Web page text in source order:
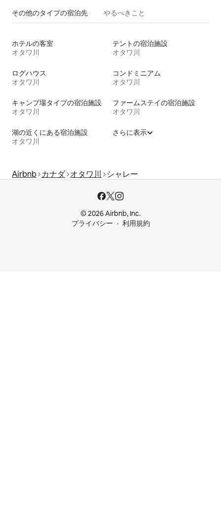
その他のタ⁠イ⁠プ⁠の宿⁠泊⁠先 やるべきこと
ホテルの客室
オタワ川
テントの宿泊施設
オタワ川
ログハウス
オタワ川
コンドミニアム
オタワ川
キャンプ場タイプの宿泊施設
オタワ川
ファームステイの宿泊施設
オタワ川
湖の近くにある宿泊施設
オタワ川
さらに表示
Airbnb カナダ オタワ川 シャレー
© 2026 Airbnb, Inc.
プライバシー
利用規約